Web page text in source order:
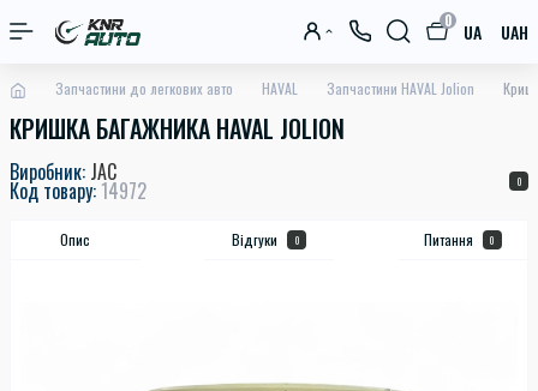
0 UA UAH
Запчастини до легкових авто HAVAL Запчастини HAVAL Jolion
КРИШКА БАГАЖНИКА HAVAL JOLION
Виробник: JAC
Код товару: 14972 0
Опис Відгуки 0 Питання 0